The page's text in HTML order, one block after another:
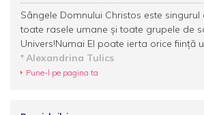
Sângele Domnului Christos este
toate rasele umane și toate grupele de
Univers!Numai El poate ierta orice ființă
Alexandrina Tulics
Pune-l pe pagina ta